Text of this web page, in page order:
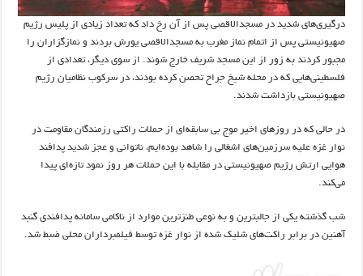
درگیری‌های شدید در مسجدالاقصی پس از آن رخ داد که تعداد زیادی از پلیس رژیم
صهیونیستی پس از اتمام نماز مغرب به مسجدالاقصی یورش بردند و نمازگزاران را
مجبور کردند به زور از این مسجد شریف خارج شوند. از سوی دیگر، تعدادی از
فلسطینی‌هایی که در محله شیخ جراح تحصن کرده بودند، در سرکوب نظامیان رژیم
صهیونیستی بازداشت شدند.
در حالی که در روزهای اخیر موج بی سابقه‌ای از حملات راکتی رزمندگان مقاومت در
نوار غزه علیه سرزمین‌های اشغالی را شاهد بوده‌ایم، ناتوانی و عجز شدید پدافند
هوایی ارتش رژیم صهیونیستی در مقابله با این حملات هر روز نمود تازه‌ای پیدا
می‌کند.
شب گذشته یکی از جالبترین و به نوعی طنزترین موارد از ناکامی سامانه پدافندی گنبد
آهنین در برابر راکت‌های شلیک شده از نوار غزه توسط فیلمبرداران محلی ضبط شد.